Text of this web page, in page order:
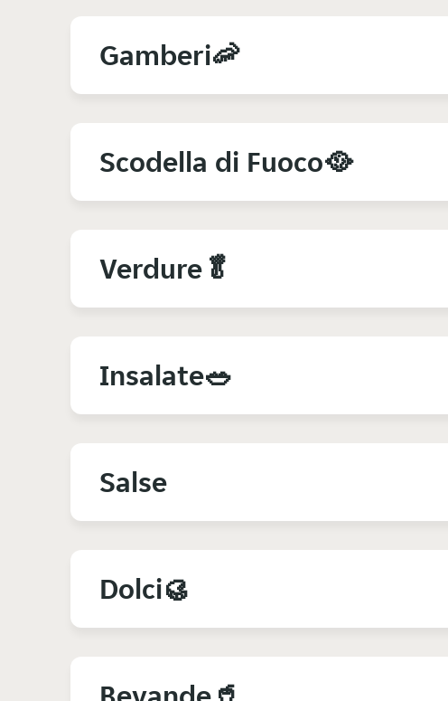
Gamberi🦐
Scodella di Fuoco🥘
Verdure🥬
Insalate🥗
Salse
Dolci🥮